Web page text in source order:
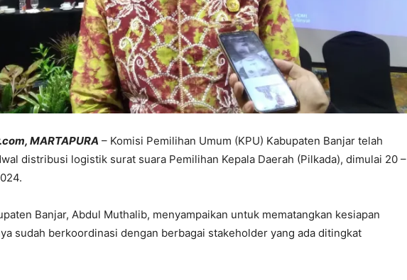
MARTAPURA – Komisi Pemilihan Umum (KPU) Kabupaten Banjar telah
distribusi logistik surat suara Pemilihan Kepala Daerah (Pilkada), dimulai 20 –
Banjar, Abdul Muthalib, menyampaikan untuk mematangkan kesiapan
sudah berkoordinasi dengan berbagai stakeholder yang ada ditingkat